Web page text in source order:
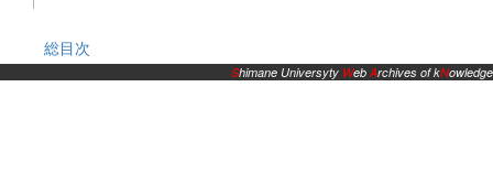
総目次
Shimane Universyty WebArchives of kNowledge